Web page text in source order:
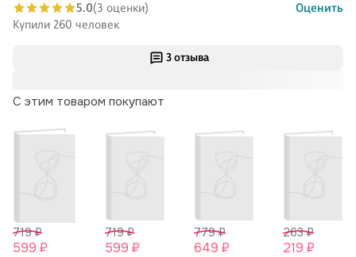
3 отзыва
С этим товаром покупают
719 ₽
599 ₽
719 ₽
599 ₽
779 ₽
649 ₽
263 ₽
219 ₽
5.0(3 оценки)
Оценить
Купили 260 человек